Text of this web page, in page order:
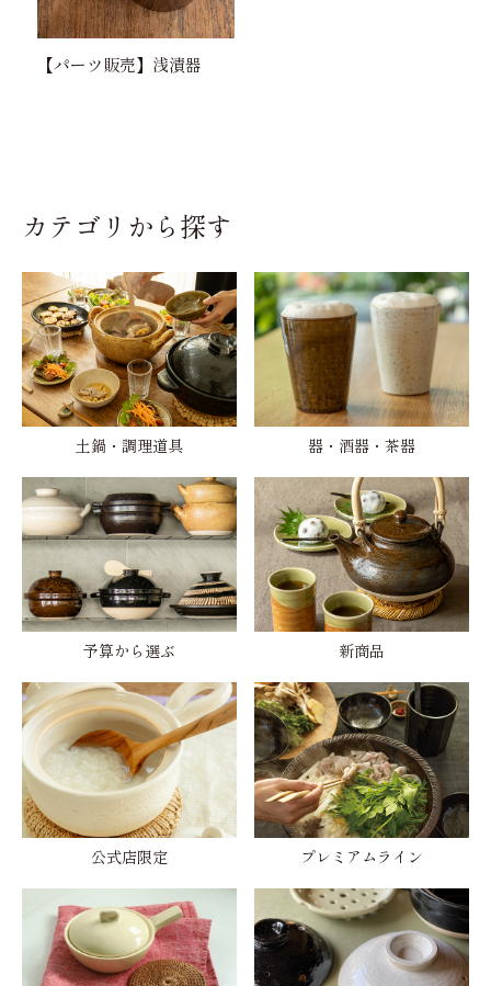
【パーツ販売】浅漬器
カテゴリから探す
土鍋・調理道具 器・酒器・茶器
予算から選ぶ 新商品
公式店限定 プレミアムライン